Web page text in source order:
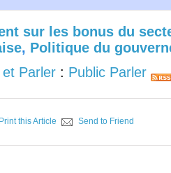
sur les bonus du
, Politique du
Parler : Public Parler
Print this Article Send to Friend